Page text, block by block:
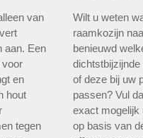
van
aan. Een
voor
en
hout
tegen
Wilt u weten
raamkozijn
benieuwd
of deze bij uw
passen? Vul
exact mogelijk
op basis van